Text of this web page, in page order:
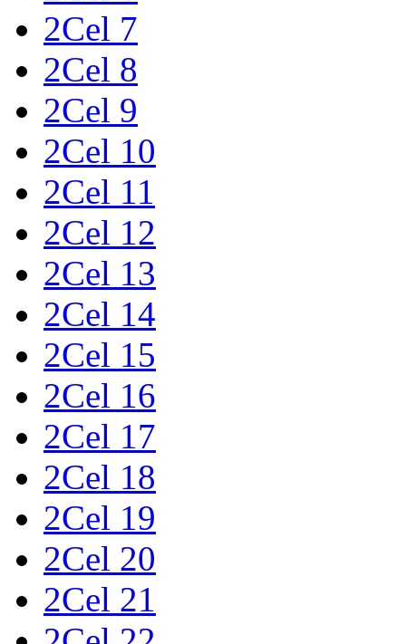
2Cel 7
2Cel 8
2Cel 9
2Cel 10
2Cel 11
2Cel 12
2Cel 13
2Cel 14
2Cel 15
2Cel 16
2Cel 17
2Cel 18
2Cel 19
2Cel 20
2Cel 21